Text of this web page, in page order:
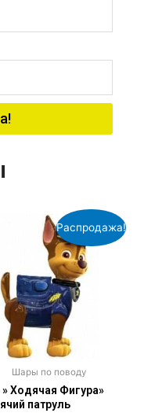
Распродажа!
Шары по поводу
Ходячая Фигура»
патруль